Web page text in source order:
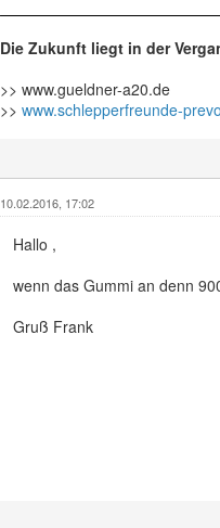
Die Zukunft liegt in der
>> www.gueldner-a20.de
>> www.schlepperfreunde-
10.02.2016, 17:02
Hallo ,
wenn das Gummi an denn
Gruß Frank